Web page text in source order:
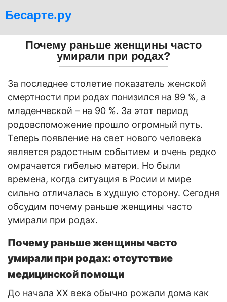
Бесарте.ру
Почему раньше женщины часто
умирали при родах?
За последнее столетие показатель женской
смертности при родах понизился на 99 %, а
младенческой – на 90 %. За этот период
родовспоможение прошло огромный путь.
Теперь появление на свет нового человека
является радостным событием и очень редко
омрачается гибелью матери. Но были
времена, когда ситуация в Росии и мире
сильно отличалась в худшую сторону. Сегодня
обсудим почему раньше женщины часто
умирали при родах.
Почему раньше женщины часто
умирали при родах: отсутствие
медицинской помощи
До начала ХХ века обычно рожали дома как